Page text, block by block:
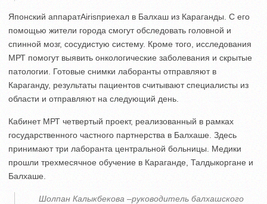
Японский аппаратAirisприехал в Балхаш из Караганды. С его
помощью жители города смогут обследовать головной и
спинной мозг, сосудистую систему. Кроме того, исследования
МРТ помогут выявить онкологические заболевания и скрытые
патологии. Готовые снимки лаборанты отправляют в
Караганду, результаты пациентов считывают специалисты из
области и отправляют на следующий день.
Кабинет МРТ четвертый проект, реализованный в рамках
государственного частного партнерства в Балхаше. Здесь
принимают три лаборанта центральной больницы. Медики
прошли трехмесячное обучение в Караганде, Талдыкоргане и
Балхаше.
Шолпан Калыкбекова –руководитель балхашского